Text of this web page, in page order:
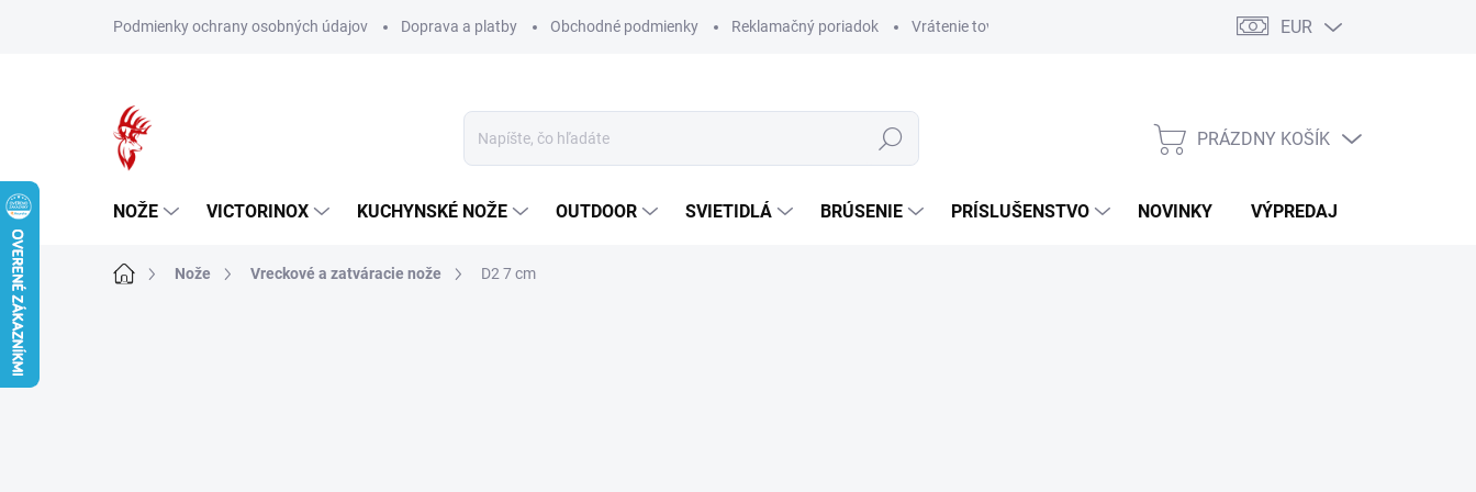
Podmienky ochrany osobných údajov Doprava a platby Obchodné podmienky Reklamačný poriadok Vrátenie tovaru EUR
Hľadať
NÁKUPNÝ
PRÁZDNY KOŠÍK
NOŽE VICTORINOX KUCHYNSKÉ NOŽE OUTDOOR SVIETIDLÁ BRÚSENIE PRÍSLUŠENSTVO NOVINKY VÝPREDAJ
DomovNože Vreckové a zatváracie nože D2 7 cm